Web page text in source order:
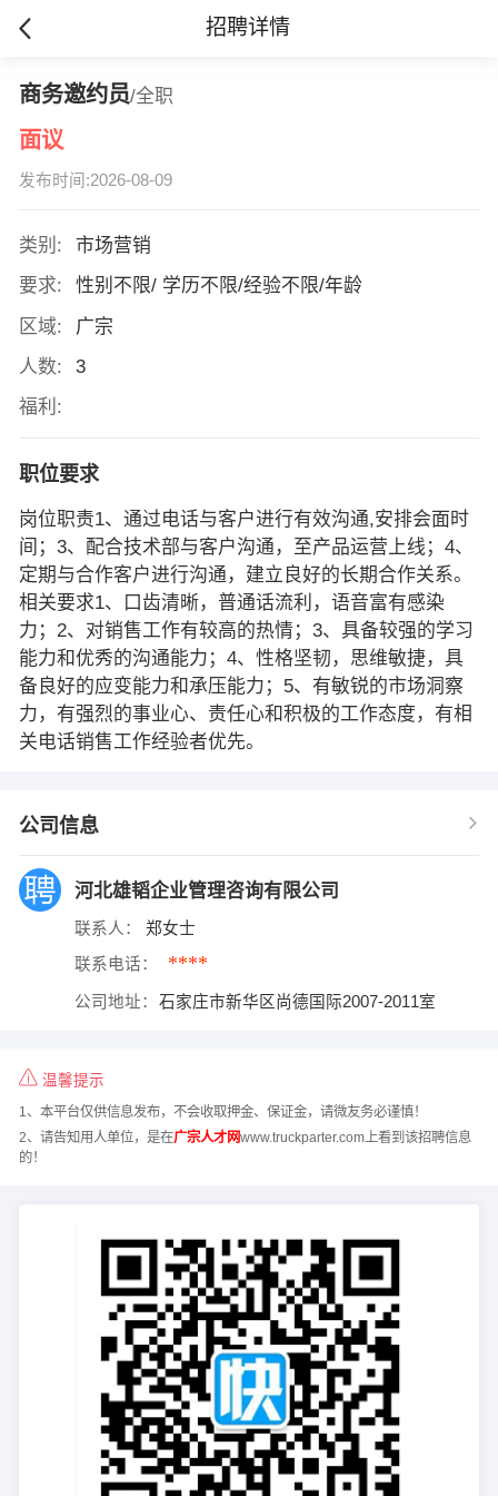
招聘详情
商务邀约员/全职
面议
发布时间:2026-08-09
类别:
市场营销
要求:
性别不限/ 学历不限/经验不限/年龄
区域:
广宗
人数:
3
福利:
职位要求
岗位职责1、通过电话与客户进行有效沟通,安排会面时
间；3、配合技术部与客户沟通，至产品运营上线；4、
定期与合作客户进行沟通，建立良好的长期合作关系。
相关要求1、口齿清晰，普通话流利，语音富有感染
力；2、对销售工作有较高的热情；3、具备较强的学习
能力和优秀的沟通能力；4、性格坚韧，思维敏捷，具
备良好的应变能力和承压能力；5、有敏锐的市场洞察
力，有强烈的事业心、责任心和积极的工作态度，有相
关电话销售工作经验者优先。
公司信息
河北雄韬企业管理咨询有限公司
联系人： 郑女士
联系电话： ****
公司地址： 石家庄市新华区尚德国际2007-2011室
温馨提示
1、本平台仅供信息发布，不会收取押金、保证金，请微友务必谨慎！
2、请告知用人单位，是在广宗人才网www.truckparter.com上看到该招聘信息
的！